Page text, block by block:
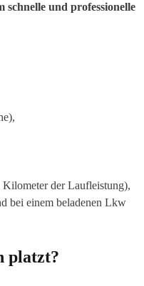
schnelle und professionelle
Kilometer der Laufleistung),
bei einem beladenen Lkw
platzt?